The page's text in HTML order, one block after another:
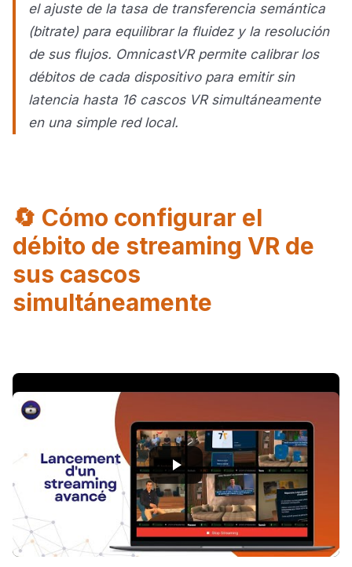
el ajuste de la tasa de transferencia semántica
(bitrate) para equilibrar la fluidez y la resolución
de sus flujos. OmnicastVR permite calibrar los
débitos de cada dispositivo para emitir sin
latencia hasta 16 cascos VR simultáneamente
en una simple red local.
🔄 Cómo configurar el
débito de streaming VR de
sus cascos
simultáneamente